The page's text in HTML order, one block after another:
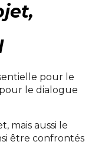
pour le
le dialogue
mais aussi le
être confrontés